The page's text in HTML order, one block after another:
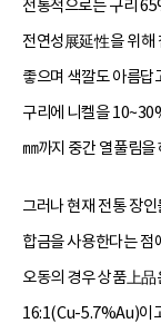
전통적으로는 구리
전연성展延性을 위해
좋으며 색깔도 아름답
구리에 니켈을
㎜까지 중간 열풀림을
그러나 현재 전통 장
합금을 사용한다는
오동의 경우 상품上
16:1(Cu-5.7%Au)이